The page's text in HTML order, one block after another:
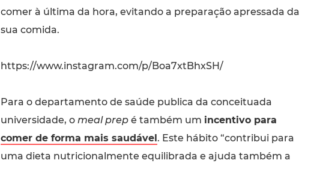
comer à última da hora, evitando a preparação apressada da
sua comida.
https://www.instagram.com/p/Boa7xtBhxSH/
Para o departamento de saúde publica da conceituada
universidade, o meal prepé também um incentivo para
comer de forma mais saudável. Este hábito “contribui para
uma dieta nutricionalmente equilibrada e ajuda também a